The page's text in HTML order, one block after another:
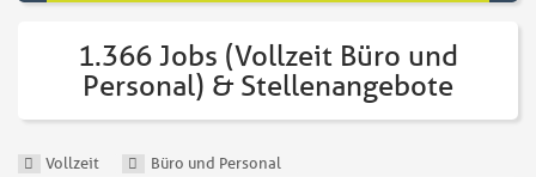
1.366 Jobs (Vollzeit Büro und
Personal) & Stellenangebote
Vollzeit Büro und Personal